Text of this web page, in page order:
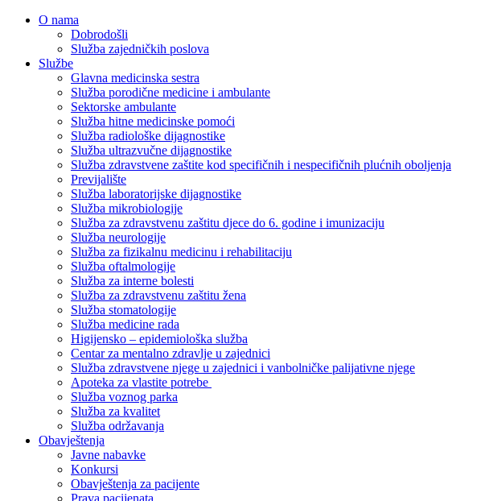
O nama
Dobrodošli
Služba zajedničkih poslova
Službe
Glavna medicinska sestra
Služba porodične medicine i ambulante
Sektorske ambulante
Služba hitne medicinske pomoći
Služba radiološke dijagnostike
Služba ultrazvučne dijagnostike
Služba zdravstvene zaštite kod specifičnih i nespecifičnih plućnih oboljenja
Previjalište
Služba laboratorijske dijagnostike
Služba mikrobiologije
Služba za zdravstvenu zaštitu djece do 6. godine i imunizaciju
Služba neurologije
Služba za fizikalnu medicinu i rehabilitaciju
Služba oftalmologije
Služba za interne bolesti
Služba za zdravstvenu zaštitu žena
Služba stomatologije
Služba medicine rada
Higijensko – epidemiološka služba
Centar za mentalno zdravlje u zajednici
Služba zdravstvene njege u zajednici i vanbolničke palijativne njege
Apoteka za vlastite potrebe
Služba voznog parka
Služba za kvalitet
Služba održavanja
Obavještenja
Javne nabavke
Konkursi
Obavještenja za pacijente
Prava pacijenata